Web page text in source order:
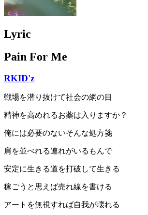
Lyric
Pain For Me
RKID'z
戦場を潜り抜けて社会の網の目
精神を高めれるお薬は入りますか？
俺には必要のないそんな処方箋
肩を並べれる連れがいるもんで
安定に生きる道を打破して生きる
稼ごうと思えば売れ線を書ける
アートを無視すれば自我が壊れる